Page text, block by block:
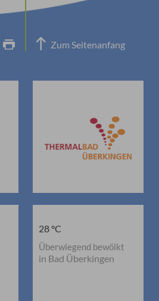
Zum Seitenanfang
28 °C
Überwiegend bewölkt
in Bad Überkingen